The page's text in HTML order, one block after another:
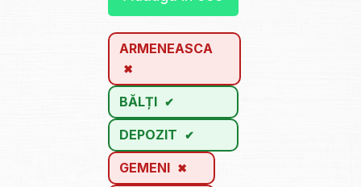
ARMENEASCA
BĂLȚI
DEPOZIT
GEMENI